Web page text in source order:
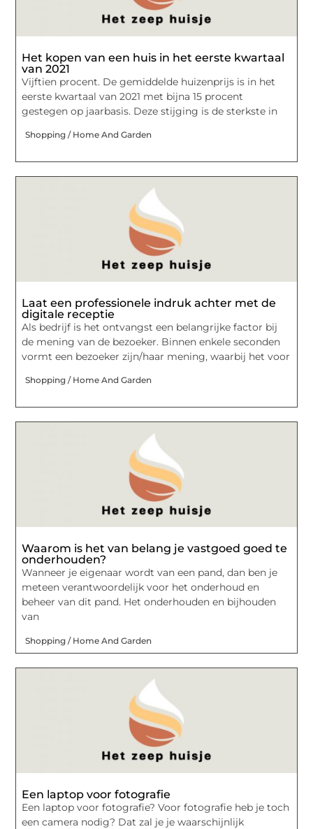
Het kopen van een huis in het eerste kwartaal
van 2021
Vijftien procent. De gemiddelde huizenprijs is in het
eerste kwartaal van 2021 met bijna 15 procent
gestegen op jaarbasis. Deze stijging is de sterkste in
Shopping / Home And Garden
Laat een professionele indruk achter met de
digitale receptie
Als bedrijf is het ontvangst een belangrijke factor bij
de mening van de bezoeker. Binnen enkele seconden
vormt een bezoeker zijn/haar mening, waarbij het voor
Shopping / Home And Garden
Waarom is het van belang je vastgoed goed te
onderhouden?
Wanneer je eigenaar wordt van een pand, dan ben je
meteen verantwoordelijk voor het onderhoud en
beheer van dit pand. Het onderhouden en bijhouden
van
Shopping / Home And Garden
Een laptop voor fotografie
Een laptop voor fotografie? Voor fotografie heb je toch
een camera nodig? Dat zal je je waarschijnlijk